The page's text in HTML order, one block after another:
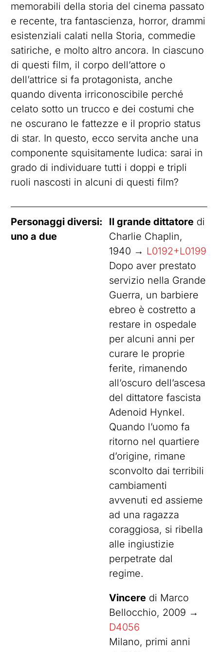
memorabili della storia del cinema passato
e recente, tra fantascienza, horror, drammi
esistenziali calati nella Storia, commedie
satiriche, e molto altro ancora. In ciascuno
di questi film, il corpo dell’attore o
dell’attrice si fa protagonista, anche
quando diventa irriconoscibile perché
celato sotto un trucco e dei costumi che
ne oscurano le fattezze e il proprio status
di star. In questo, ecco servita anche una
componente squisitamente ludica: sarai in
grado di individuare tutti i doppi e tripli
ruoli nascosti in alcuni di questi film?
Personaggi diversi:
uno a due
Il grande dittatore di
Charlie Chaplin,
1940 → L0192+L0199
Dopo aver prestato
servizio nella Grande
Guerra, un barbiere
ebreo è costretto a
restare in ospedale
per alcuni anni per
curare le proprie
ferite, rimanendo
all’oscuro dell’ascesa
del dittatore fascista
Adenoid Hynkel.
Quando l’uomo fa
ritorno nel quartiere
d’origine, rimane
sconvolto dai terribili
cambiamenti
avvenuti ed assieme
ad una ragazza
coraggiosa, si ribella
alle ingiustizie
perpetrate dal
regime.
Vincere di Marco
Bellocchio, 2009 →
D4056
Milano, primi anni